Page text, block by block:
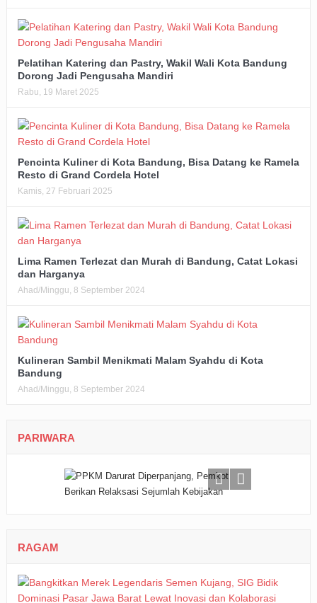
Pelatihan Katering dan Pastry, Wakil Wali Kota Bandung
Dorong Jadi Pengusaha Mandiri
Rabu, 19 Maret 2025
Pencinta Kuliner di Kota Bandung, Bisa Datang ke Ramela
Resto di Grand Cordela Hotel
Kamis, 27 Februari 2025
Lima Ramen Terlezat dan Murah di Bandung, Catat Lokasi
dan Harganya
Ahad/Minggu, 8 September 2024
Kulineran Sambil Menikmati Malam Syahdu di Kota
Bandung
Ahad/Minggu, 8 September 2024
PARIWARA
RAGAM